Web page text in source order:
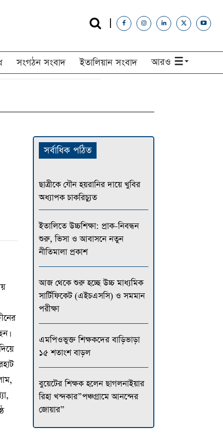
সংগঠন সংবাদ ইতালিয়ান সংবাদ আরও
সর্বাধিক পঠিত
ছাত্রীকে যৌন হয়রানির দায়ে খুবির
অধ্যাপক চাকরিচ্যুত
ইতালিতে উচ্চশিক্ষা: প্রাক-নিবন্ধন
শুরু, ভিসা ও আবাসনে নতুন
নীতিমালা প্রকাশ
আজ থেকে শুরু হচ্ছে উচ্চ মাধ্যমিক
সার্টিফিকেট (এইচএসসি) ও সমমান
পরীক্ষা
এমপিওভুক্ত শিক্ষকদের বাড়িভাড়া
১৫ শতাংশ বাড়ল
বুয়েটের শিক্ষক হলেন ছাগলনাইয়ার
রিহা খন্দকার”পঞ্চগ্রামে আনন্দের
জোয়ার”